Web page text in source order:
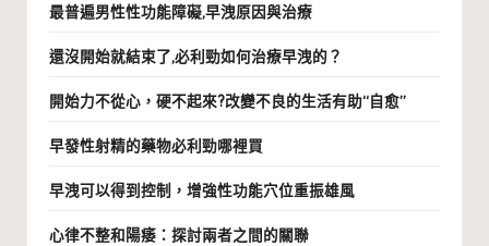
最普遍男性性功能障礙,早洩原因與治療
還沒開始就結束了,必利勁如何治療早洩的？
開始力不從心，硬不起來?改變不良的生活有助“自愈”
早發性射精的藥物必利勁哪裡買
早洩可以得到控制，增強性功能穴位重振雄風
心律不整和陽痿：探討兩者之間的關聯